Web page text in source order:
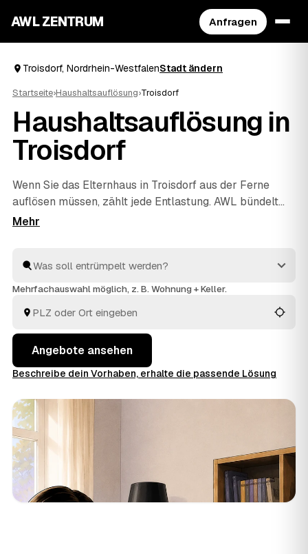
AWL ZENTRUM Anfragen
Troisdorf, Nordrhein-WestfalenStadt ändern
Startseite›Haushaltsauflösung›Troisdorf
Haushaltsauflösung in
Troisdorf
Wenn Sie das Elternhaus in Troisdorf aus der Ferne
auflösen müssen, zählt jede Entlastung. AWL bündelt
die Suche: Eine Anfrage genügt, und geprüfte Anbieter
Sichtung des Nachlasses, fachgerechte Entsorgung und
Wertanrechnung übernehmen die Profis – einfühlsam
aus Troisdorf undSiegburg
vergleichen Sie in Ruhe und geben den Auftrag aus der
Hand.
Mehrfachauswahl möglich, z. B. Wohnung + Keller.
Angebote ansehen
Beschreibe dein Vorhaben, erhalte die passende Lösung